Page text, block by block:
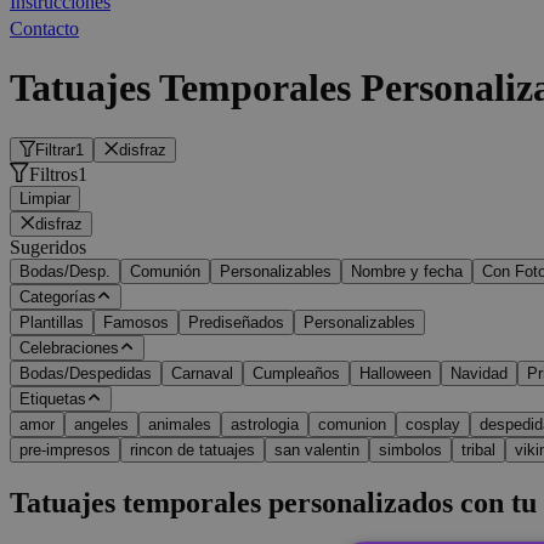
Contacto
Tatuajes Temporales
Filtrar1 disfraz
Filtros1
Limpiar
disfraz
Sugeridos
Bodas/Desp. Comunión Personalizables Nombre y fecha
Con
Categorías
Plantillas
Famosos Prediseñados
Personalizables
Celebraciones
Bodas/Despedidas
Carnaval Cumpleaños Halloween Navidad
Etiquetas
amor
angeles animales astrologia comunion cosplay
pre-impresos
rincon de tatuajes san valentin simbolos tribal
Tatuajes temporales personalizados con tu